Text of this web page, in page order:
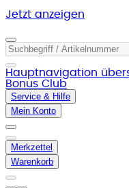
Jetzt anzeigen
Hauptnavigation
Bonus Club
Service & Hilfe
Mein Konto
Merkzettel
Warenkorb